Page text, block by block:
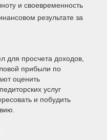
и своевременность
результате за
для просчета доходов,
прибыли по
оценить
услуг
и побудить